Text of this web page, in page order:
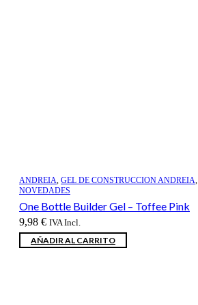
ANDREIA, GEL DE CONSTRUCCION ANDREIA,
NOVEDADES
One Bottle Builder Gel – Toffee Pink
9,98 € IVA Incl.
AÑADIR AL CARRITO